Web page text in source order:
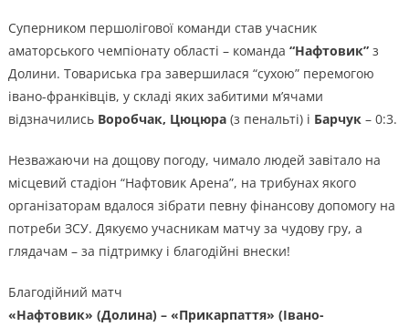
Суперником першолігової команди став учасник
аматорського чемпіонату області – команда “Нафтовик”з
Долини. Товариська гра завершилася “сухою” перемогою
івано-франківців, у складі яких забитими м’ячами
відзначились Воробчак, Цюцюра(з пенальті) і Барчук– 0:3.
Незважаючи на дощову погоду, чимало людей завітало на
місцевий стадіон “Нафтовик Арена”, на трибунах якого
організаторам вдалося зібрати певну фінансову допомогу на
потреби ЗСУ. Дякуємо учасникам матчу за чудову гру, а
глядачам – за підтримку і благодійні внески!
Благодійний матч
«Нафтовик» (Долина) – «Прикарпаття» (Івано-